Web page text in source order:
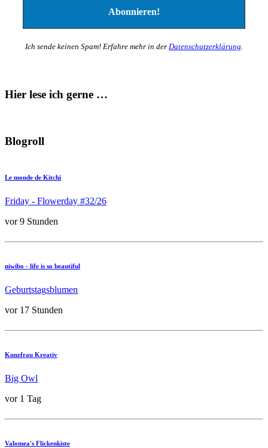
Ich sende keinen Spam! Erfahre mehr in der Datenschutzerklärung.
Hier lese ich gerne …
Blogroll
Le monde de Kitchi
Friday - Flowerday #32/26
vor 9 Stunden
niwibo - life is so beautiful
Geburtstagsblumen
vor 17 Stunden
Kunzfrau Kreativ
Big Owl
vor 1 Tag
Valomea's Flickenkiste